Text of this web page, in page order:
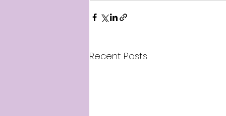
Recent Posts